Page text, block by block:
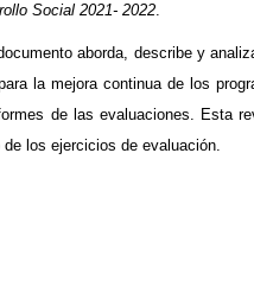
Social 2021- 2022.
aborda, describe y
la mejora continua de los
de las evaluaciones. Esta
de los ejercicios de evaluación.